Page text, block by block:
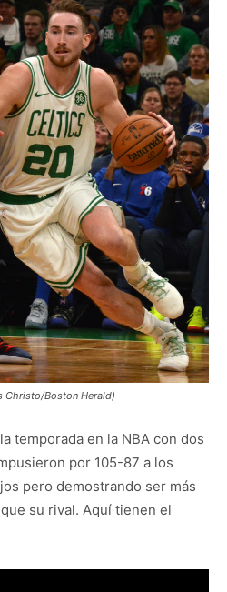
Christo/Boston Herald)
temporada en la NBA con dos
por 105-87 a los
pero demostrando ser más
su rival. Aquí tienen el